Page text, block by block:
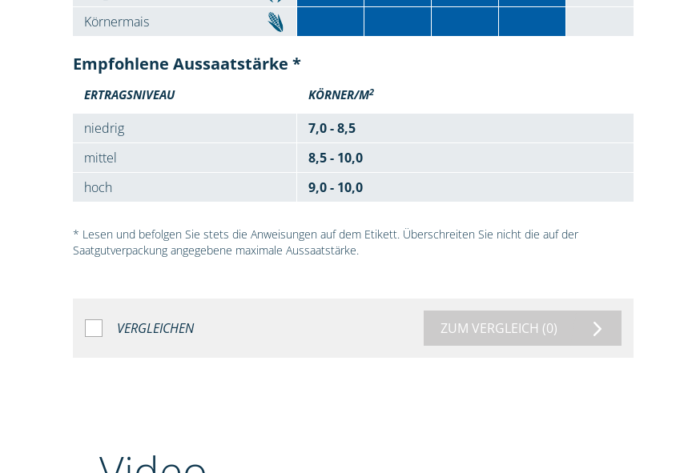
Körnermais
Empfohlene Aussaatstärke *
ERTRAGSNIVEAU KÖRNER/M2
niedrig
7,0 - 8,5
mittel
8,5 - 10,0
hoch
9,0 - 10,0
* Lesen und befolgen Sie stets die Anweisungen auf dem Etikett. Überschreiten Sie nicht die auf der
Saatgutverpackung angegebene maximale Aussaatstärke.
VERGLEICHEN ZUM VERGLEICH (0)